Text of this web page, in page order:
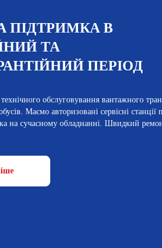
ПІДТРИМКА В
ТА
ПЕРІОД
обслуговування вантажного
Маємо авторизовані сервісні станції
на сучасному обладнанні. Швидкий